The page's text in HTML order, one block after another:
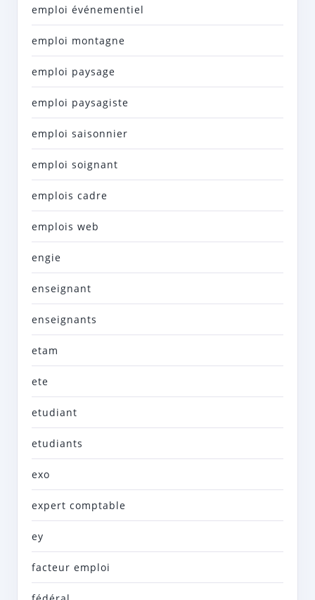
emploi événementiel
emploi montagne
emploi paysage
emploi paysagiste
emploi saisonnier
emploi soignant
emplois cadre
emplois web
engie
enseignant
enseignants
etam
ete
etudiant
etudiants
exo
expert comptable
ey
facteur emploi